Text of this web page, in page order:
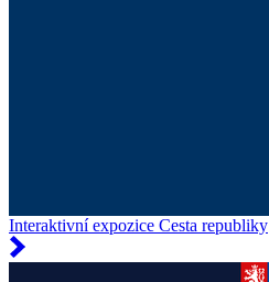
Interaktivní expozice Cesta republiky